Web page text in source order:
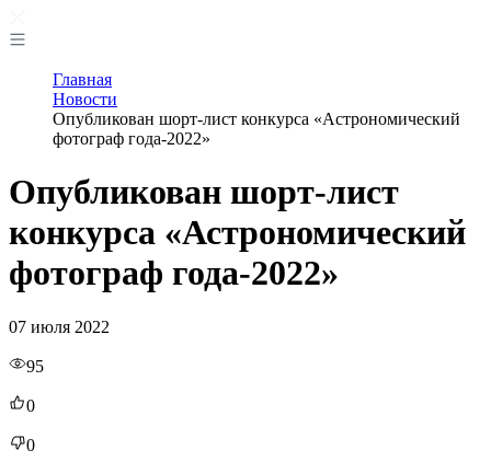
Главная
Новости
Опубликован шорт-лист конкурса «Астрономический
фотограф года-2022»
Опубликован шорт-лист
конкурса «Астрономический
фотограф года-2022»
07 июля 2022
95
0
0